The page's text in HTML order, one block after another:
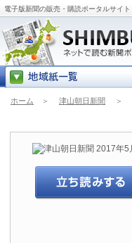
電子版新聞の販売・購読ポータルサイ
ホーム ＞ 津山朝日新聞 ＞